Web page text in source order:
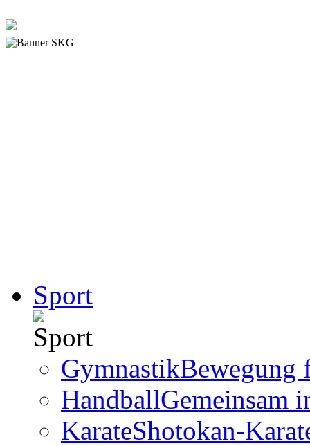
Sport
GymnastikBewegung
HandballGemeinsam
KarateShotokan-